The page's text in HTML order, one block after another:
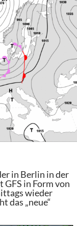
in Berlin in der
in Form von
wieder
das „neue“